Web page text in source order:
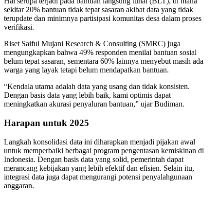
sekitar 20% bantuan tidak tepat sasaran akibat data yang tidak
terupdate dan minimnya partisipasi komunitas desa dalam proses
verifikasi.
Riset Saiful Mujani Research & Consulting (SMRC) juga
mengungkapkan bahwa 49% responden menilai bantuan sosial
belum tepat sasaran, sementara 60% lainnya menyebut masih ada
warga yang layak tetapi belum mendapatkan bantuan.
“Kendala utama adalah data yang usang dan tidak konsisten.
Dengan basis data yang lebih baik, kami optimis dapat
meningkatkan akurasi penyaluran bantuan,” ujar Budiman.
Harapan untuk 2025
Langkah konsolidasi data ini diharapkan menjadi pijakan awal
untuk memperbaiki berbagai program pengentasan kemiskinan di
Indonesia. Dengan basis data yang solid, pemerintah dapat
merancang kebijakan yang lebih efektif dan efisien. Selain itu,
integrasi data juga dapat mengurangi potensi penyalahgunaan
anggaran.